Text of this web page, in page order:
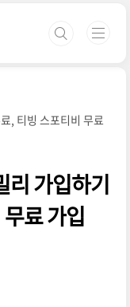
, 티빙 스포티비 무료
리 가입하기
료 가입